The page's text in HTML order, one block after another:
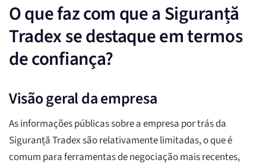
O que faz com que a Siguranță
Tradex se destaque em termos
de confiança?
Visão geral da empresa
As informações públicas sobre a empresa por trás da
Siguranță Tradex são relativamente limitadas, o que é
comum para ferramentas de negociação mais recentes,